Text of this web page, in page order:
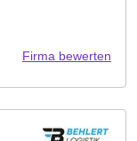
Firma bewerten